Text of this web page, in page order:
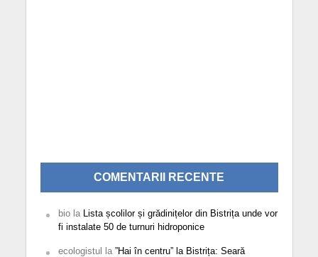
COMENTARII RECENTE
biola Lista școlilor și grădinițelor din Bistrița unde vor
fi instalate 50 de turnuri hidroponice
ecologistul la ”Hai în centru” la Bistrița: Seară